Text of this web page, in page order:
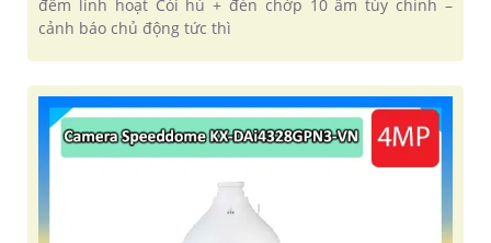
đêm linh hoạt Còi hú + đèn chớp 10 âm tùy chỉnh –
cảnh báo chủ động tức thì